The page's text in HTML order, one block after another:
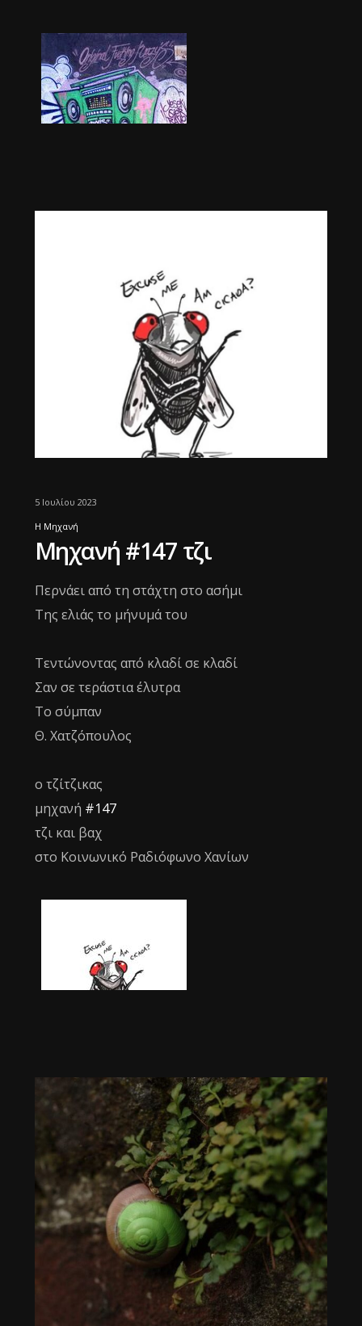
5 Ιουλίου 2023
Η Μηχανή
Μηχανή #147 τζι
Περνάει από τη στάχτη στο ασήμι
Της ελιάς το μήνυμά του
Τεντώνοντας από κλαδί σε κλαδί
Σαν σε τεράστια έλυτρα
Το σύμπαν
Θ. Χατζόπουλος
ο τζίτζικας
μηχανή #147
τζι και βαχ
στο Κοινωνικό Ραδιόφωνο Χανίων